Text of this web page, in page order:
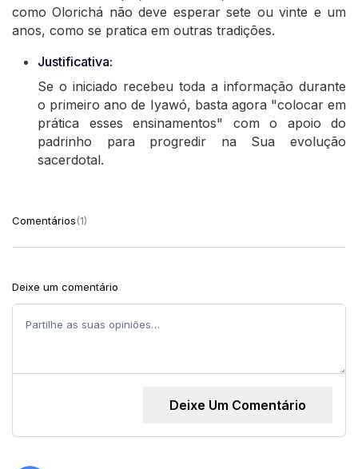
como Olorichá não deve esperar sete ou vinte e um
anos, como se pratica em outras tradições.
Justificativa:
Se o iniciado recebeu toda a informação durante
o primeiro ano de Iyawó, basta agora "colocar em
prática esses ensinamentos" com o apoio do
padrinho para progredir na Sua evolução
sacerdotal.
Comentários(1)
Deixe um comentário
Deixe Um Comentário